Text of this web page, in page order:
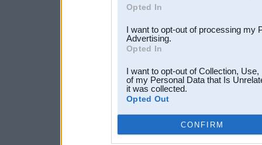
Opted In
I want to opt-out of processing my
Advertising.
Opted In
I want to opt-out of Collection,
of my Personal Data that Is
it was collected.
Opted Out
CONFIRM